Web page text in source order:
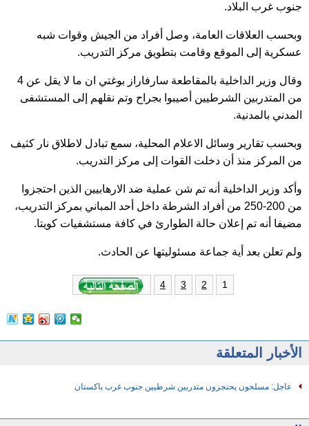
جنوب غرب البلاد.
وبحسب العلاقات العامة، وصل أفراد من الجيش وقوات شبه
عسكرية إلى الموقع وقامت بتطويق مركز التدريب.
وقال وزير الداخلية بالمقاطعة سارفاراز بوغتي ان ما لا يقل عن 4
من المتدربين الشرطيين أصيبوا بجراح وتم نقلهم إلى المستشفى
المدني بالمدنية.
وبحسب تقارير وسائل الاعلام المحلية، سمع تبادل لاطلاق نار كثيف
من المركز منذ أن دخلت القوات إلى مركز التدريب.
وأكد وزير الداخلية أنه تم شن عملية ضد الارهابيين الذين احتجزوا
من 200-250 من أفراد الشرطة داخل أحد المباني بمركز التدريب،
مضيفا أنه تم إعلان حالة الطوارئ في كافة مستشفيات كويتا.
ولم تعلن بعد أية جماعة مسئوليتها عن الحادث.
1
2
3
4
الأخبار المتعلقة
عاجل: مسلحون يحتجزون متدربين شرطيين جنوب غرب باكستان